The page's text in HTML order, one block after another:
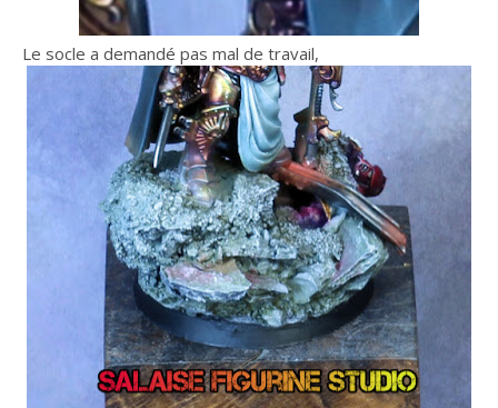
Le socle a demandé pas mal de travail,